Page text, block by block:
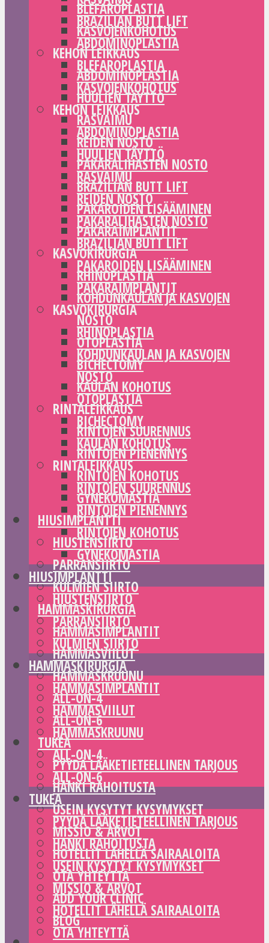
BLEFAROPLASTIA
KASVOJENKOHOTUS
KEHON LEIKKAUS
ABDOMINOPLASTIA
HUULIEN TÄYTTÖ
RASVAIMU
REIDEN NOSTO
PAKARALIHASTEN NOSTO
BRAZILIAN BUTT LIFT
PAKAROIDEN LISÄÄMINEN
PAKARAIMPLANTIT
KASVOKIRURGIA
RHINOPLASTIA
KOHDUNKAULAN JA KASVOJEN
NOSTO
OTOPLASTIA
BICHECTOMY
KAULAN KOHOTUS
RINTALEIKKAUS
RINTOJEN SUURENNUS
RINTOJEN PIENENNYS
RINTOJEN KOHOTUS
GYNEKOMASTIA
HIUSIMPLANTTI
HIUSTENSIIRTO
PARRANSIIRTO
KULMIEN SIIRTO
HAMMASKIRURGIA
HAMMASIMPLANTIT
HAMMASVIILUT
HAMMASKRUUNU
ALL-ON-4
ALL-ON-6
TUKEA
PYYDÄ LÄÄKETIETEELLINEN TARJOUS
HANKI RAHOITUSTA
USEIN KYSYTYT KYSYMYKSET
MISSIO & ARVOT
HOTELLIT LÄHELLÄ SAIRAALOITA
OTA YHTEYTTÄ
ADD YOUR CLINIC
BLOG
BRAZILIAN BUTT LIFT
ABDOMINOPLASTIA
BLEFAROPLASTIA
KASVOJENKOHOTUS
KEHON LEIKKAUS
ABDOMINOPLASTIA
HUULIEN TÄYTTÖ
RASVAIMU
REIDEN NOSTO
PAKARALIHASTEN NOSTO
BRAZILIAN BUTT LIFT
PAKAROIDEN LISÄÄMINEN
PAKARAIMPLANTIT
KASVOKIRURGIA
RHINOPLASTIA
KOHDUNKAULAN JA KASVOJEN
NOSTO
OTOPLASTIA
BICHECTOMY
KAULAN KOHOTUS
RINTALEIKKAUS
RINTOJEN SUURENNUS
RINTOJEN PIENENNYS
RINTOJEN KOHOTUS
GYNEKOMASTIA
HIUSIMPLANTTI
HIUSTENSIIRTO
PARRANSIIRTO
KULMIEN SIIRTO
HAMMASKIRURGIA
HAMMASIMPLANTIT
HAMMASVIILUT
HAMMASKRUUNU
ALL-ON-4
ALL-ON-6
TUKEA
PYYDÄ LÄÄKETIETEELLINEN TARJOUS
HANKI RAHOITUSTA
USEIN KYSYTYT KYSYMYKSET
MISSIO & ARVOT
HOTELLIT LÄHELLÄ SAIRAALOITA
OTA YHTEYTTÄ